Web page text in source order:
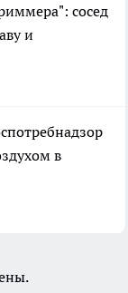
сосед
и
в